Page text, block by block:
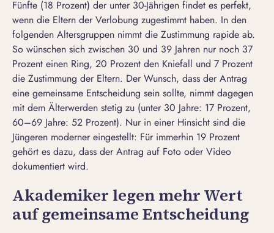
Fünfte (18 Prozent) der unter 30-Jährigen findet es perfekt,
wenn die Eltern der Verlobung zugestimmt haben. In den
folgenden Altersgruppen nimmt die Zustimmung rapide ab.
So wünschen sich zwischen 30 und 39 Jahren nur noch 37
Prozent einen Ring, 20 Prozent den Kniefall und 7 Prozent
die Zustimmung der Eltern. Der Wunsch, dass der Antrag
eine gemeinsame Entscheidung sein sollte, nimmt dagegen
mit dem Älterwerden stetig zu (unter 30 Jahre: 17 Prozent,
60–69 Jahre: 52 Prozent). Nur in einer Hinsicht sind die
Jüngeren moderner eingestellt: Für immerhin 19 Prozent
gehört es dazu, dass der Antrag auf Foto oder Video
dokumentiert wird.
Akademiker legen mehr Wert
auf gemeinsame Entscheidung